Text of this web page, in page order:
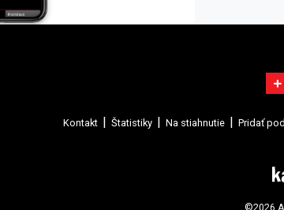
Kontakt Štatistiky Na stiahnutie Pridať
©2026